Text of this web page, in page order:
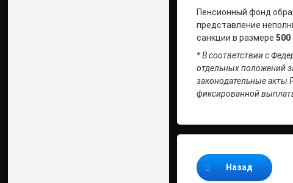
Пенсионный фонд
представление
санкции в размере500
* В соответствии с
отдельных положений
законодательные акты
фиксированной
Продолжайте
Назад